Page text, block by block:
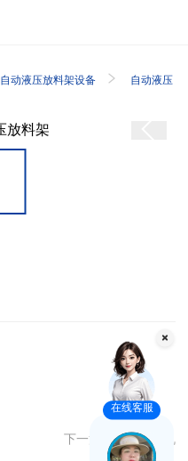
自动液压放料架设备
自动液压
下一篇：双线龙骨机
在线客服